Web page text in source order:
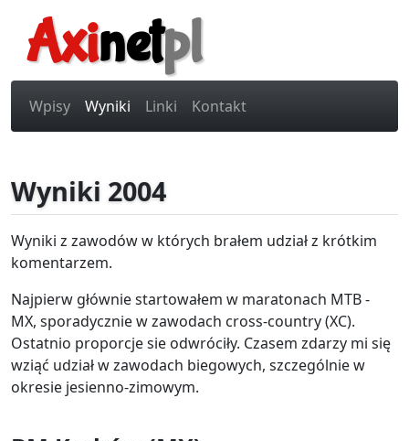
Axinetpl
Wpisy Wyniki Linki Kontakt
Wyniki 2004
Wyniki z zawodów w których brałem udział z krótkim
komentarzem.
Najpierw głównie startowałem w maratonach MTB -
MX, sporadycznie w zawodach cross-country (XC).
Ostatnio proporcje sie odwróciły. Czasem zdarzy mi się
wziąć udział w zawodach biegowych, szczególnie w
okresie jesienno-zimowym.